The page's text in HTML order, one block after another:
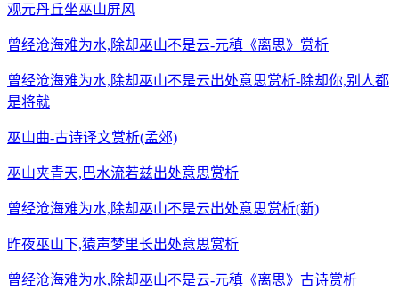
观元丹丘坐巫山屏风
曾经沧海难为水,除却巫山不是云-元稹《离思》赏析
曾经沧海难为水,除却巫山不是云出处意思赏析-除却你,别人都
是将就
巫山曲-古诗译文赏析(孟郊)
巫山夹青天,巴水流若兹出处意思赏析
曾经沧海难为水,除却巫山不是云出处意思赏析(新)
昨夜巫山下,猿声梦里长出处意思赏析
曾经沧海难为水,除却巫山不是云-元稹《离思》古诗赏析